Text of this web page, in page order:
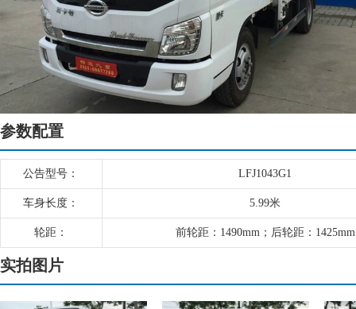
参数配置
公告型号： LFJ1043G1
车身长度： 5.99米
轮距： 前轮距：1490mm；后轮距：1425mm
实拍图片